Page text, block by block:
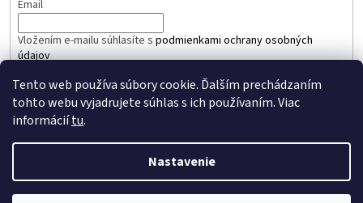
Tento web používa súbory cookie. Ďalším prechádzaním
tohto webu vyjadrujete súhlas s ich používaním. Viac
informáciítu.
Nastavenie
Email
Vložením e-mailu súhlasíte s podmienkami ochrany osobných
údajov
PRIHLÁSIŤ SA
Vytvoril Shoptet